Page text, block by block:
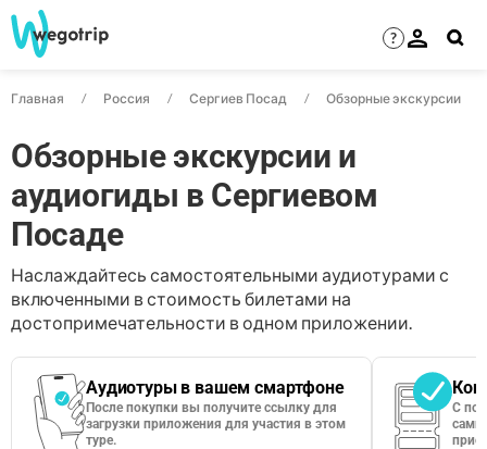
?
Главная Россия Сергиев Посад Обзорные экскурсии
Обзорные экскурсии и
аудиогиды в Сергиевом
Посаде
Наслаждайтесь самостоятельными аудиотурами с
включенными в стоимость билетами на
достопримечательности в одном приложении.
Аудиотуры в вашем смартфоне
После покупки вы получите ссылку для
загрузки приложения для участия в этом
туре.
С
сами